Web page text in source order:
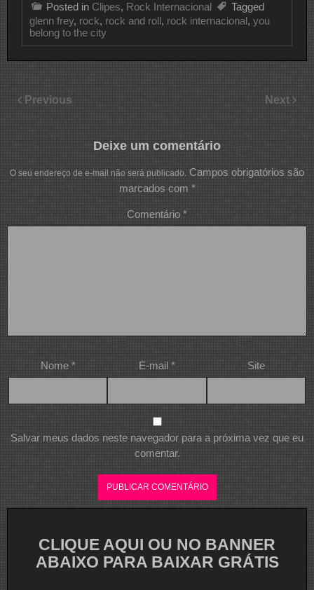
Posted in Clipes, Rock Internacional
Tagged
glenn frey, rock, rock and roll, rock internacional, you
belong to the city
Previous Next
Deixe um comentário
O seu endereço de e-mail não será publicado. Campos obrigatórios são
marcados com *
Comentário *
Nome * E-mail * Site
Salvar meus dados neste navegador para a próxima vez que eu
comentar.
CLIQUE AQUI OU NO BANNER
ABAIXO PARA BAIXAR GRÁTIS